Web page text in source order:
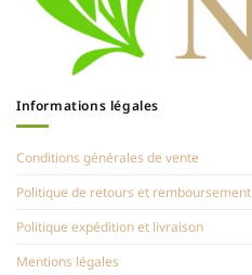
Informations légales
Conditions générales de vente
Politique de retours et remboursement
Politique expédition et livraison
Mentions légales